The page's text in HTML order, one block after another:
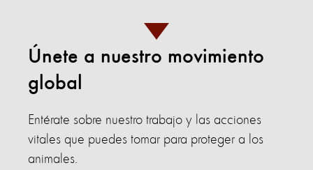
Únete a nuestro movimiento
global
Entérate sobre nuestro trabajo y las acciones
vitales que puedes tomar para proteger a los
animales.